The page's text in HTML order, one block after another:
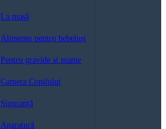
La masă
Alimente pentru bebeluși
Pentru gravide si mame
Camera Copilului
Siguranță
Aparatură